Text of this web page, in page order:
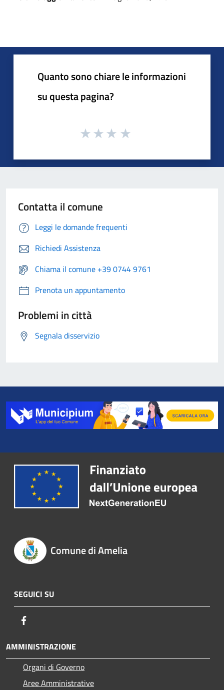
Quanto sono chiare le informazioni
su questa pagina?
Contatta il comune
Leggi le domande frequenti
Richiedi Assistenza
Chiama il comune +39 0744 9761
Prenota un appuntamento
Problemi in città
Segnala disservizio
Comune di Amelia
SEGUICI SU
AMMINISTRAZIONE
Organi di Governo
Aree Amministrative